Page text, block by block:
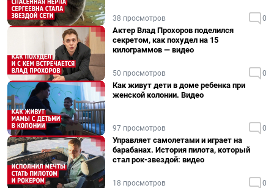
38 просмотров 0
Актер Влад Прохоров поделился
секретом, как похудел на 15
килограммов — видео
50 просмотров 0
Как живут дети в доме ребенка при
женской колонии. Видео
97 просмотров 0
Управляет самолетами и играет на
барабанах. История пилота, который
стал рок-звездой: видео
18 просмотров 0